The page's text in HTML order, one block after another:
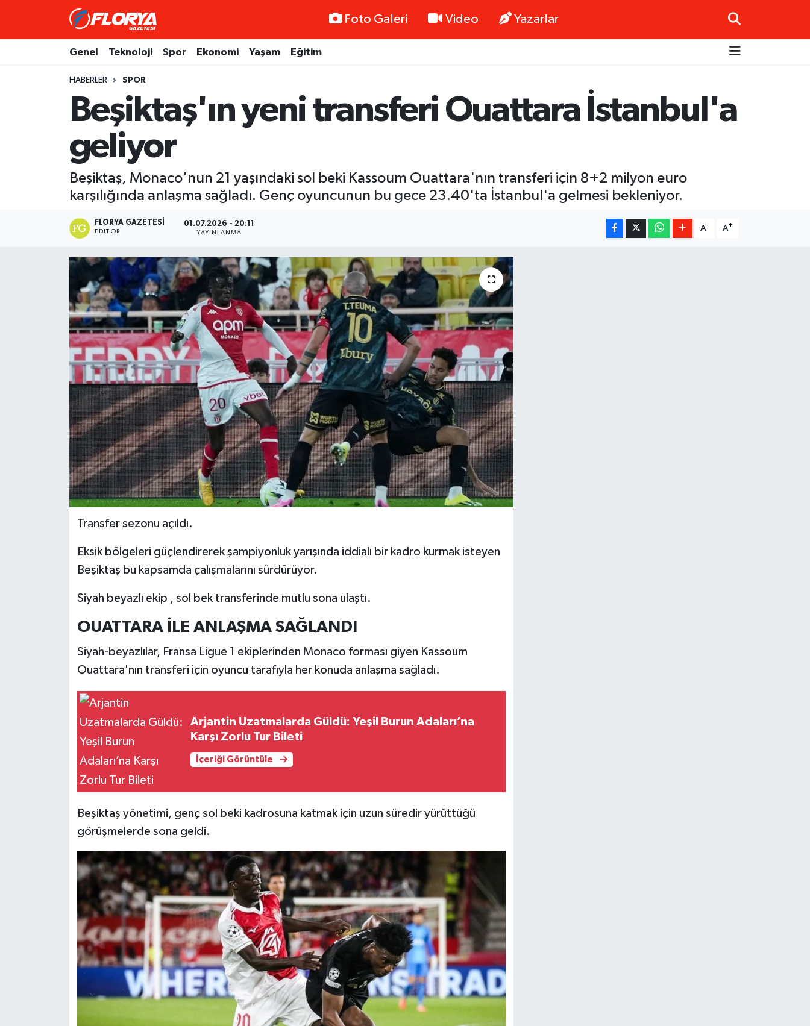
Foto Galeri Video Yazarlar
Genel Teknoloji Spor Ekonomi Yaşam Eğitim
HABERLER SPOR
Beşiktaş'ın yeni transferi Ouattara İstanbul'a
geliyor
Beşiktaş, Monaco'nun 21 yaşındaki sol beki Kassoum Ouattara'nın transferi için 8+2 milyon euro
karşılığında anlaşma sağladı. Genç oyuncunun bu gece 23.40'ta İstanbul'a gelmesi bekleniyor.
FLORYA GAZETESI
EDITÖR
01.07.2026 - 20:11
YAYINLANMA
A- A+
Transfer sezonu açıldı.
Eksik bölgeleri güçlendirerek şampiyonluk yarışında iddialı bir kadro kurmak isteyen
Beşiktaş bu kapsamda çalışmalarını sürdürüyor.
Siyah beyazlı ekip , sol bek transferinde mutlu sona ulaştı.
OUATTARA İLE ANLAŞMA SAĞLANDI
Siyah-beyazlılar, Fransa Ligue 1 ekiplerinden Monaco forması giyen Kassoum
Ouattara'nın transferi için oyuncu tarafıyla her konuda anlaşma sağladı.
Arjantin Uzatmalarda Güldü: Yeşil Burun Adaları’na
Karşı Zorlu Tur Bileti
İçeriği Görüntüle
Beşiktaş yönetimi, genç sol beki kadrosuna katmak için uzun süredir yürüttüğü
görüşmelerde sona geldi.
Trafik Durumu
Süper Lig Puan Durumu ve Fikstür
Tüm Manşetler
Haber Arşivi